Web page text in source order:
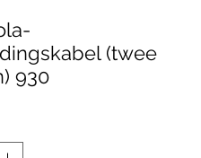
(twee
930